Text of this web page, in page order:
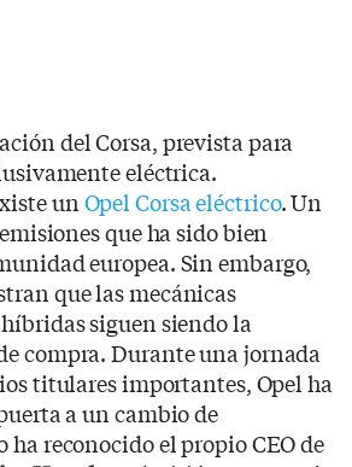
del Corsa, prevista para
eléctrica.
unOpel Corsa eléctrico. Un
que ha sido bien
europea. Sin embargo,
que las mecánicas
siguen siendo la
compra. Durante una jornada
titulares importantes, Opel ha
a un cambio de
reconocido el propio CEO de